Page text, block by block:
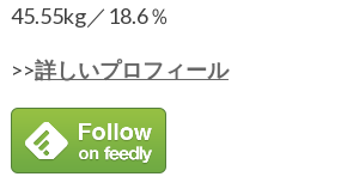
45.55kg／18.6％
>>詳しいプロフィール